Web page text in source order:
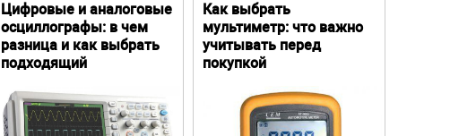
Цифровые и аналоговые
осциллографы: в чем
разница и как выбрать
подходящий
Как выбрать
мультиметр: что важно
учитывать перед
покупкой